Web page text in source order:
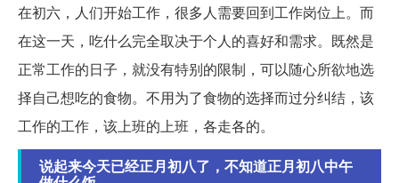
在初六，人们开始工作，很多人需要回到工作岗位上。而
在这一天，吃什么完全取决于个人的喜好和需求。既然是
正常工作的日子，就没有特别的限制，可以随心所欲地选
择自己想吃的食物。不用为了食物的选择而过分纠结，该
工作的工作，该上班的上班，各走各的。
说起来今天已经正月初八了，不知道正月初八中午